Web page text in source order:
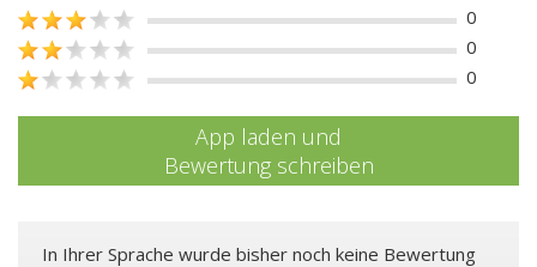
0
0
0
App laden und
Bewertung schreiben
In Ihrer Sprache wurde bisher noch keine Bewertung